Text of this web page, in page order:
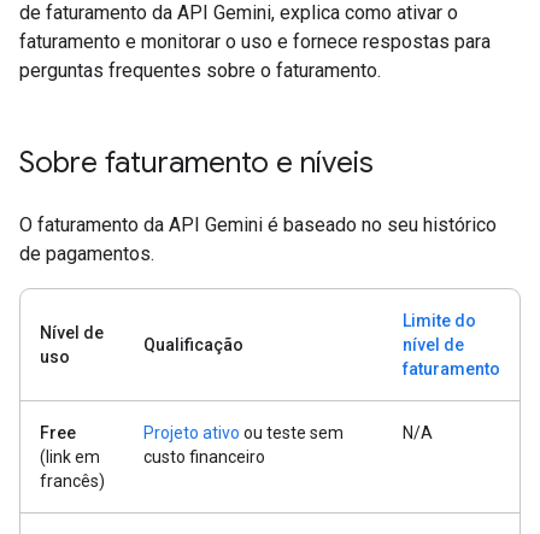
de faturamento da API Gemini, explica como ativar o
faturamento e monitorar o uso e fornece respostas para
perguntas frequentes sobre o faturamento.
Sobre faturamento e níveis
O faturamento da API Gemini é baseado no seu histórico
de pagamentos.
Nível de
uso
Qualificação
Limite do
nível de
faturamento
Free
(link em
francês)
Projeto ativo ou teste sem
custo financeiro
N/A